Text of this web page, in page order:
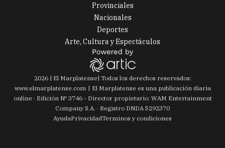
Provinciales
Nacionales
Deportes
Arte, Cultura y Espectáculos
2026| El Marplatense| Todos los derechos reservados:
www.elmarplatense.com
El Marplatense es una publicación diaria
online · Edición Nº 3746- Director propietario: WAM Entertainment
Company S.A. · Registro DNDA 5292370
AyudaPrivacidadTerminos y condiciones